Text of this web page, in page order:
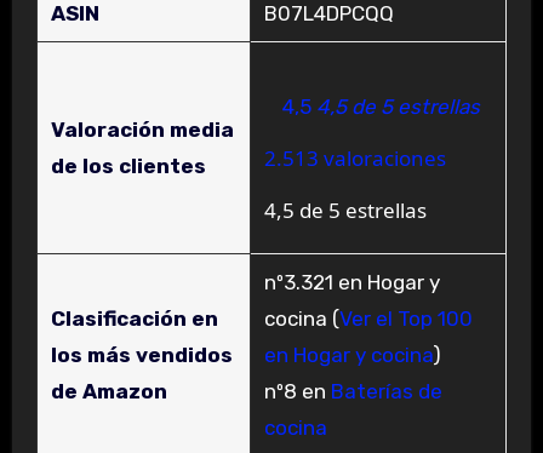
ASIN B07L4DPCQQ
Valoración media
de los clientes
4,5 4,5 de 5 estrellas
2.513 valoraciones
4,5 de 5 estrellas
Clasificación en
los más vendidos
de Amazon
nº3.321 en Hogar y
cocina (Ver el Top 100
en Hogar y cocina)
nº8 en Baterías de
cocina